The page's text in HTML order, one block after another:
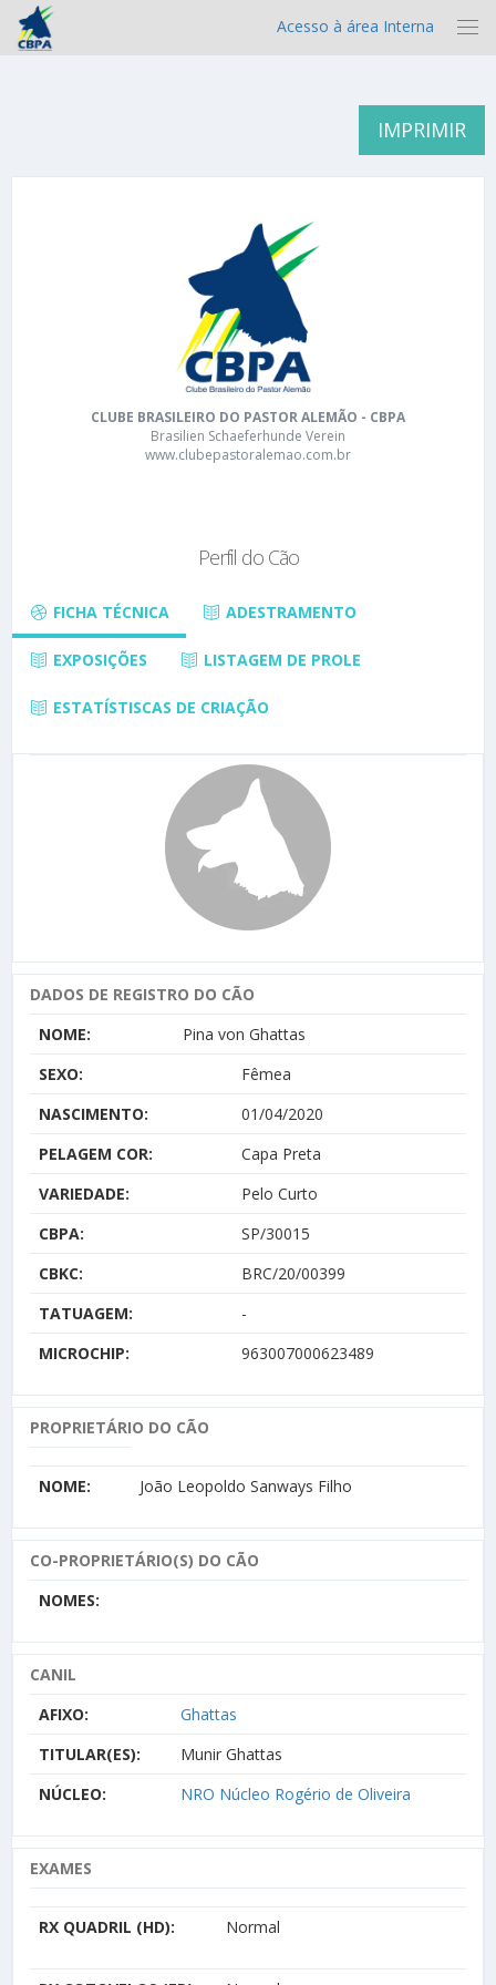
Acesso à área Interna
IMPRIMIR
CLUBE BRASILEIRO DO PASTOR ALEMÃO - CBPA
Brasilien Schaeferhunde Verein
www.clubepastoralemao.com.br
Perfil do Cão
FICHA TÉCNICA ADESTRAMENTO
EXPOSIÇÕES LISTAGEM DE PROLE
ESTATÍSTISCAS DE CRIAÇÃO
DADOS DE REGISTRO DO CÃO
NOME:
Pina von Ghattas
SEXO:
Fêmea
NASCIMENTO:
01/04/2020
PELAGEM COR:
Capa Preta
VARIEDADE:
Pelo Curto
CBPA:
SP/30015
CBKC:
BRC/20/00399
TATUAGEM:
-
MICROCHIP:
963007000623489
PROPRIETÁRIO DO CÃO
NOME: João Leopoldo Sanways Filho
CO-PROPRIETÁRIO(S) DO CÃO
NOMES:
CANIL
AFIXO:
Ghattas
TITULAR(ES):
Munir Ghattas
NÚCLEO:
NRO Núcleo Rogério de Oliveira
EXAMES
RX QUADRIL (HD): Normal